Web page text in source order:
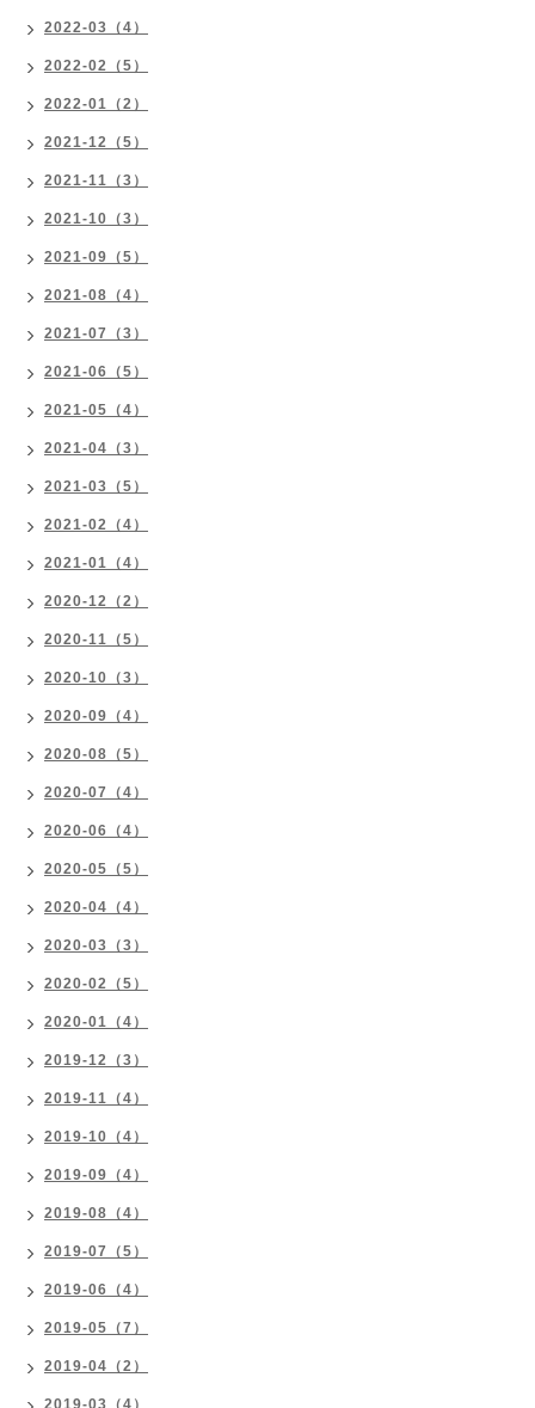
2022-03（4）
2022-02（5）
2022-01（2）
2021-12（5）
2021-11（3）
2021-10（3）
2021-09（5）
2021-08（4）
2021-07（3）
2021-06（5）
2021-05（4）
2021-04（3）
2021-03（5）
2021-02（4）
2021-01（4）
2020-12（2）
2020-11（5）
2020-10（3）
2020-09（4）
2020-08（5）
2020-07（4）
2020-06（4）
2020-05（5）
2020-04（4）
2020-03（3）
2020-02（5）
2020-01（4）
2019-12（3）
2019-11（4）
2019-10（4）
2019-09（4）
2019-08（4）
2019-07（5）
2019-06（4）
2019-05（7）
2019-04（2）